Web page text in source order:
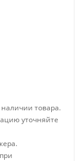
товара.
уточняйте